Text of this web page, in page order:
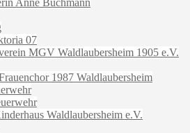
Anne Buchmann
07
MGV Waldlaubersheim 1905 e.V.
1987 Waldlaubersheim
Waldlaubersheim e.V.